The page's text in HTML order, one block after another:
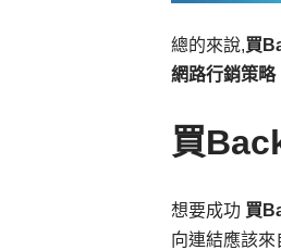
總的來說,買
網路行銷策略
買
想要成功 買
向連結應該